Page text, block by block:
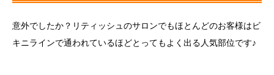
意外でしたか？リティッシュのサロンでもほとんどのお客様はビ
キニラインで通われているほどとってもよく出る人気部位です♪